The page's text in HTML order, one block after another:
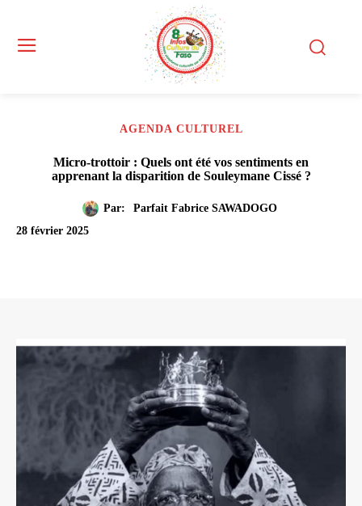
AGENDA CULTUREL
Micro-trottoir : Quels ont été vos sentiments en
apprenant la disparition de Souleymane Cissé ?
Par:
Parfait Fabrice SAWADOGO
28 février 2025